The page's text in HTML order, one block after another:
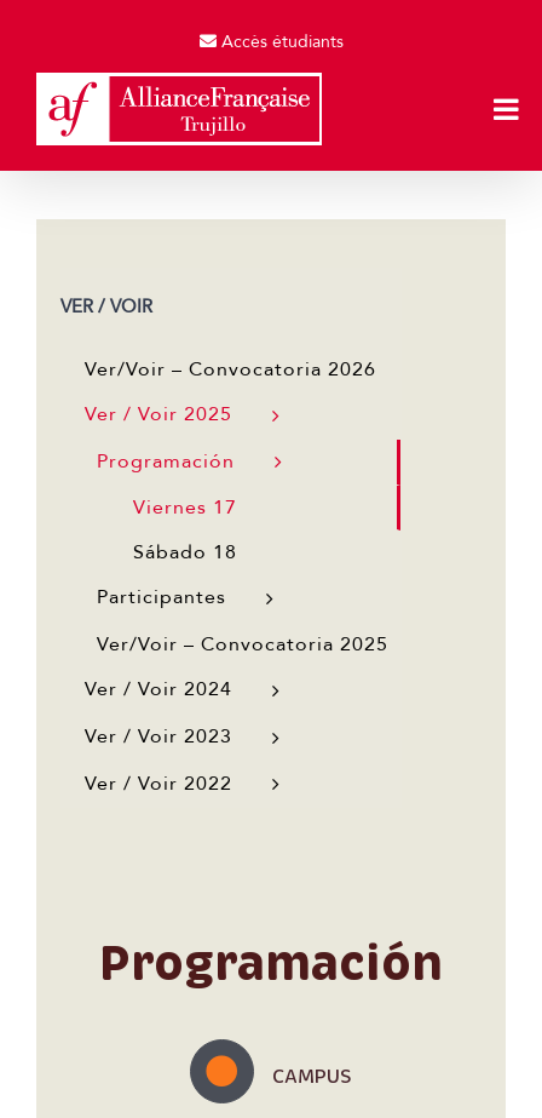
Accès étudiants
VER / VOIR
Ver/Voir – Convocatoria 2026
Ver / Voir 2025
Programación
Viernes 17
Sábado 18
Participantes
Ver/Voir – Convocatoria 2025
Ver / Voir 2024
Ver / Voir 2023
Ver / Voir 2022
Programación
CAMPUS